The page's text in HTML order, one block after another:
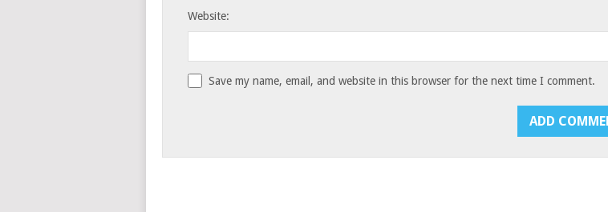
Website:
Save my name, email, and website in this browser for the next time I comment.